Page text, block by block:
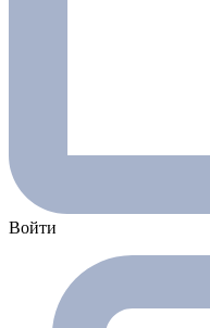
Войти